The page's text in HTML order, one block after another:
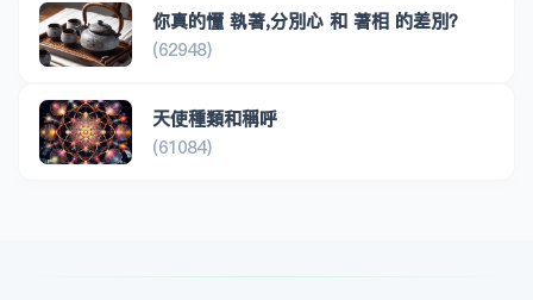
你真的懂 執著,分別心 和 著相 的差別？
(62948)
天使種類和稱呼
(61084)